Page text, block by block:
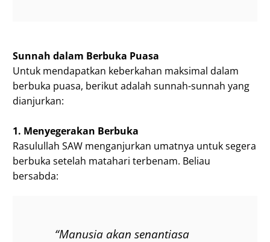
Sunnah dalam Berbuka Puasa
Untuk mendapatkan keberkahan maksimal dalam
berbuka puasa, berikut adalah sunnah-sunnah yang
dianjurkan:
1. Menyegerakan Berbuka
Rasulullah SAW menganjurkan umatnya untuk segera
berbuka setelah matahari terbenam. Beliau
bersabda:
“Manusia akan senantiasa